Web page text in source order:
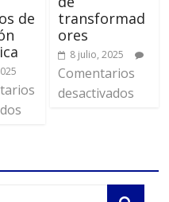
de
transformad
ores
8 julio, 2025
Comentarios
desactivados